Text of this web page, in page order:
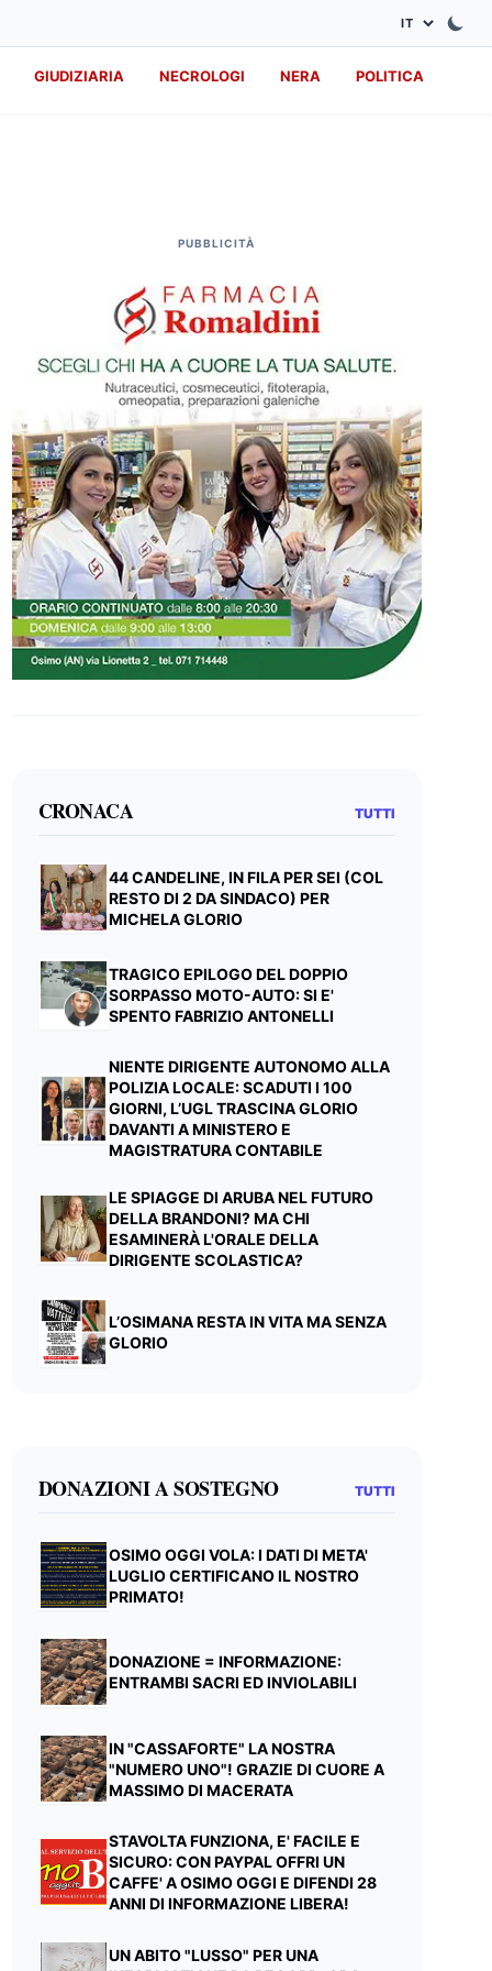
GIUDIZIARIA NECROLOGI NERA POLITICA
PUBBLICITÀ
CRONACA TUTTI
44 CANDELINE, IN FILA PER SEI (COL
RESTO DI 2 DA SINDACO) PER
MICHELA GLORIO
TRAGICO EPILOGO DEL DOPPIO
SORPASSO MOTO-AUTO: SI E'
SPENTO FABRIZIO ANTONELLI
NIENTE DIRIGENTE AUTONOMO ALLA
POLIZIA LOCALE: SCADUTI I 100
GIORNI, L’UGL TRASCINA GLORIO
DAVANTI A MINISTERO E
MAGISTRATURA CONTABILE
LE SPIAGGE DI ARUBA NEL FUTURO
DELLA BRANDONI? MA CHI
ESAMINERÀ L'ORALE DELLA
DIRIGENTE SCOLASTICA?
L’OSIMANA RESTA IN VITA MA SENZA
GLORIO
DONAZIONI A SOSTEGNO TUTTI
OSIMO OGGI VOLA: I DATI DI META'
LUGLIO CERTIFICANO IL NOSTRO
PRIMATO!
DONAZIONE = INFORMAZIONE:
ENTRAMBI SACRI ED INVIOLABILI
IN "CASSAFORTE" LA NOSTRA
"NUMERO UNO"! GRAZIE DI CUORE A
MASSIMO DI MACERATA
STAVOLTA FUNZIONA, E' FACILE E
SICURO: CON PAYPAL OFFRI UN
CAFFE' A OSIMO OGGI E DIFENDI 28
ANNI DI INFORMAZIONE LIBERA!
UN ABITO "LUSSO" PER UNA